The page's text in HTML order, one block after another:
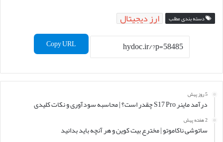
دسته بندی مطلب ارز دیجیتال
Copy URL
5 روز پیش
درآمد ماینر S17 Pro چقدر است؟ | محاسبه سودآوری و نکات کلیدی
2 هفته پیش
ساتوشی ناکاموتو | مخترع بیت کوین و هر آنچه باید بدانید